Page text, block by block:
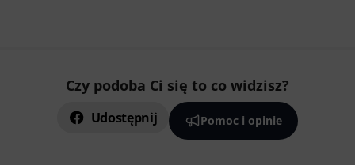
Czy podoba Ci się to co widzisz?
Udostępnij Pomoc i opinie